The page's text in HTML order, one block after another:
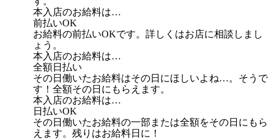
本入店のお給料は…
前払いOK
お給料の前払いOKです。詳しくはお店に相談しまし
ょう。
本入店のお給料は…
全額日払い
その日働いたお給料はその日にほしいよね…。そうで
す！全額その日にもらえます。
本入店のお給料は…
日払いOK
その日働いたお給料の一部または全額をその日にもら
えます。残りはお給料日に！